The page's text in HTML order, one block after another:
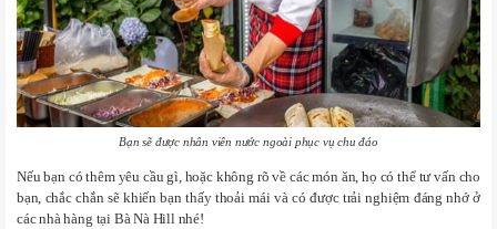
Bạn sẽ được nhân viên nước ngoài phục vụ chu đáo
Nếu bạn có thêm yêu cầu gì, hoặc không rõ về các món ăn, họ có thể tư vấn cho
bạn, chắc chắn sẽ khiến bạn thấy thoải mái và có được trải nghiệm đáng nhớ ở
các nhà hàng tại Bà Nà Hill nhé!